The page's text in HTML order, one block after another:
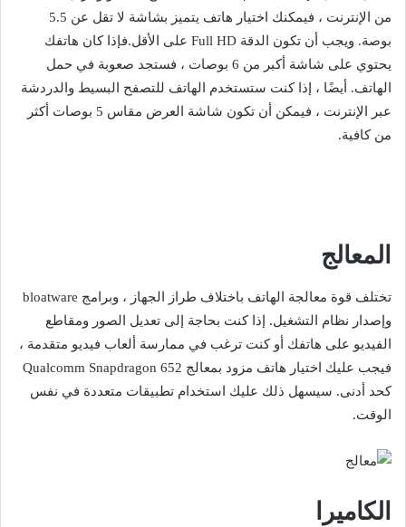
من الإنترنت ، فيمكنك اختيار هاتف يتميز بشاشة لا تقل عن 5.5
بوصة. ويجب أن تكون الدقة Full HD على الأقل.فإذا كان هاتفك
يحتوي على شاشة أكبر من 6 بوصات ، فستجد صعوبة في حمل
الهاتف. أيضًا ، إذا كنت ستستخدم الهاتف للتصفح البسيط والدردشة
عبر الإنترنت ، فيمكن أن تكون شاشة العرض مقاس 5 بوصات أكثر
من كافية.
المعالج
تختلف قوة معالجة الهاتف باختلاف طراز الجهاز ، وبرامج bloatware
وإصدار نظام التشغيل. إذا كنت بحاجة إلى تعديل الصور ومقاطع
الفيديو على هاتفك أو كنت ترغب في ممارسة ألعاب فيديو متقدمة ،
فيجب عليك اختيار هاتف مزود بمعالج Qualcomm Snapdragon 652
كحد أدنى. سيسهل ذلك عليك استخدام تطبيقات متعددة في نفس
الوقت.
الكاميرا